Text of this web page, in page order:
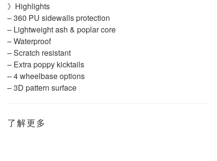
》Highlights
– 360 PU sidewalls protection
– Lightweight ash & poplar core
– Waterproof
– Scratch resistant
– Extra poppy kicktails
– 4 wheelbase options
– 3D pattern surface
了解更多